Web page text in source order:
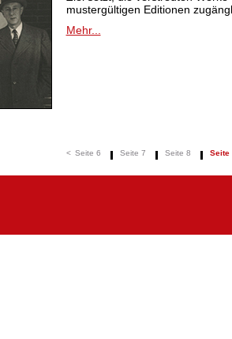
mustergültigen Editionen
Mehr...
< Seite 6 Seite 7 Seite 8 Seite